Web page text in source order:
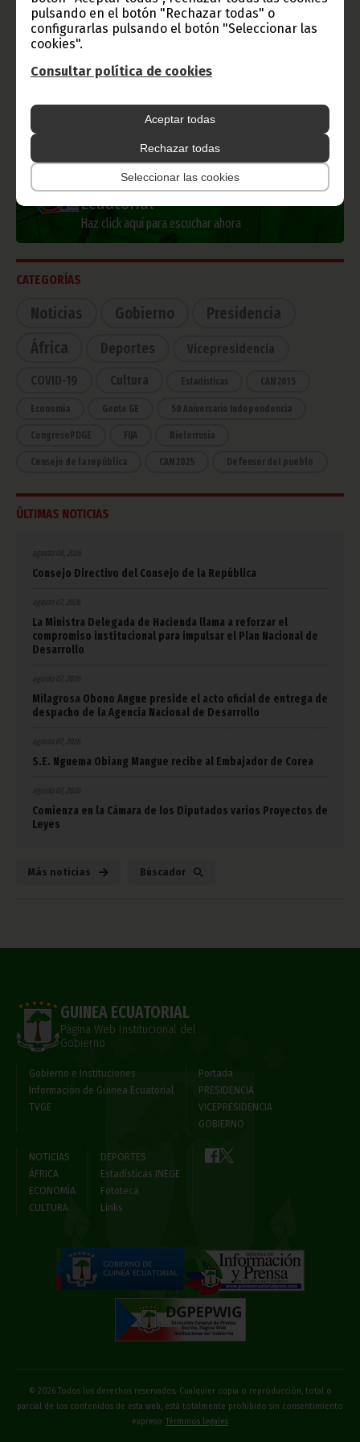
pulsando en el botón "Rechazar todas" o
configurarlas pulsando el botón "Seleccionar las
cookies".
Consultar política de cookies
Aceptar todas
Rechazar todas
Seleccionar las cookies
Información de Guinea Ecuatorial
TVGE
Radio Nacional de Guinea
Ecuatorial
Haz click aquí para escuchar ahora
CATEGORÍAS
Noticias Gobierno
Presidencia
África
Deportes Vicepresidencia
COVID-19 Cultura Estadísticas CAN 2015
Economía Gente GE 50 Aniversario Independencia
CongresoPDGE FIJA Bielorrusia
Consejo de la república CAN 2025 Defensor del pueblo
ÚLTIMAS NOTICIAS
agosto 08, 2026
Consejo Directivo del Consejo de la República
agosto 07, 2026
La Ministra Delegada de Hacienda llama a reforzar el
compromiso institucional para impulsar el Plan Nacional de
Desarrollo
agosto 07, 2026
Milagrosa Obono Angue preside el acto oficial de entrega de
despacho de la Agencia Nacional de Desarrollo
agosto 07, 2026
S.E. Nguema Obiang Mangue recibe al Embajador de Corea
agosto 07, 2026
Comienza en la Cámara de los Diputados varios Proyectos de
Leyes
Más noticias Búscador
GUINEA ECUATORIAL
Página Web Institucional del
Gobierno
Gobierno e Instituciones
Información de Guinea Ecuatorial
TVGE
Portada
PRESIDENCIA
VICEPRESIDENCIA
GOBIERNO
NOTICIAS
ÁFRICA
ECONOMÍA
CULTURA
DEPORTES
Estadísticas INEGE
Fototeca
Links
© 2026 Todos los derechos reservados. Cualquier copia o reproducción, total o
parcial de los contenidos de esta web, está totalmente prohibido sin consentimiento
expreso Términos legales